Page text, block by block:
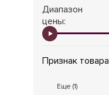
Диапазон
цены:
Признак товара
Еще (1)